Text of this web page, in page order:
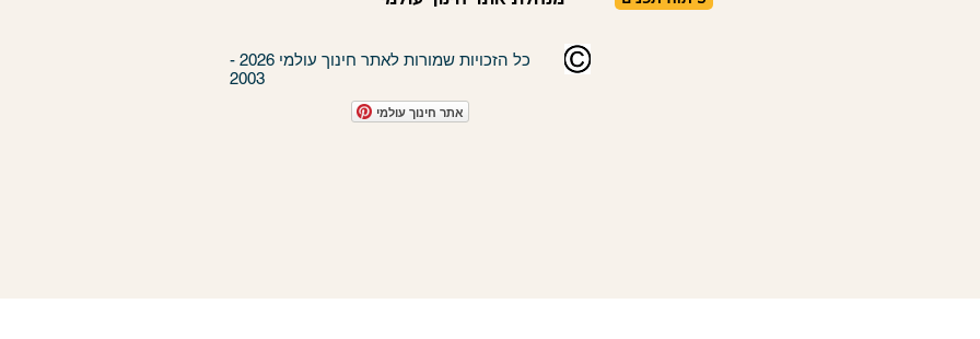
כל הזכויות שמורות לאתר חינוך עולמי 2026 -
אתר חינוך עולמי